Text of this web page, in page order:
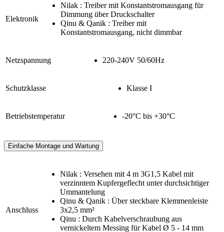
Elektronik
Nilak : Treiber mit Konstantstromausgang für
Dimmung über Druckschalter
Qinu & Qanik : Treiber mit
Konstantstromausgang, nicht dimmbar
Netzspannung 220-240V 50/60Hz
Schutzklasse Klasse I
Betriebstemperatur -20°C bis +30°C
Einfache Montage und Wartung
Anschluss
Nilak : Versehen mit 4 m 3G1,5 Kabel mit
verzinntem Kupfergeflecht unter durchsichtiger
Ummantelung
Qinu & Qanik : Über steckbare Klemmenleiste
3x2,5 mm²
Qinu : Durch Kabelverschraubung aus
vernickeltem Messing für Kabel Ø 5 - 14 mm